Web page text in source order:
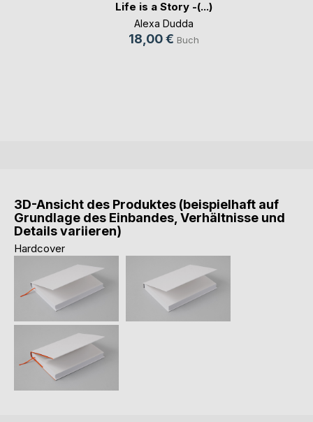
Life is a Story -(...)
Alexa Dudda
18,00 € Buch
3D-Ansicht des Produktes (beispielhaft auf
Grundlage des Einbandes, Verhältnisse und
Details variieren)
Hardcover